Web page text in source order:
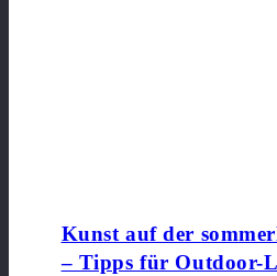
Kunst auf der
– Tipps für Outdoor-